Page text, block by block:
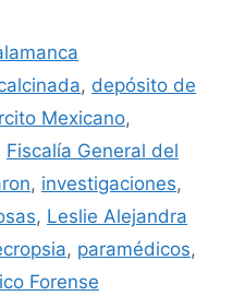
, depósito de
Mexicano,
Fiscalía General del
, investigaciones,
, Leslie Alejandra
, paramédicos,
Forense